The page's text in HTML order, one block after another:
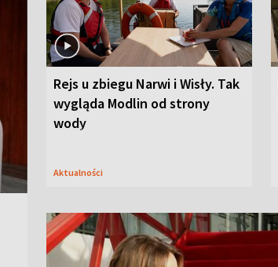
Rejs u zbiegu Narwi i Wisły. Tak
wygląda Modlin od strony
wody
Aktualności